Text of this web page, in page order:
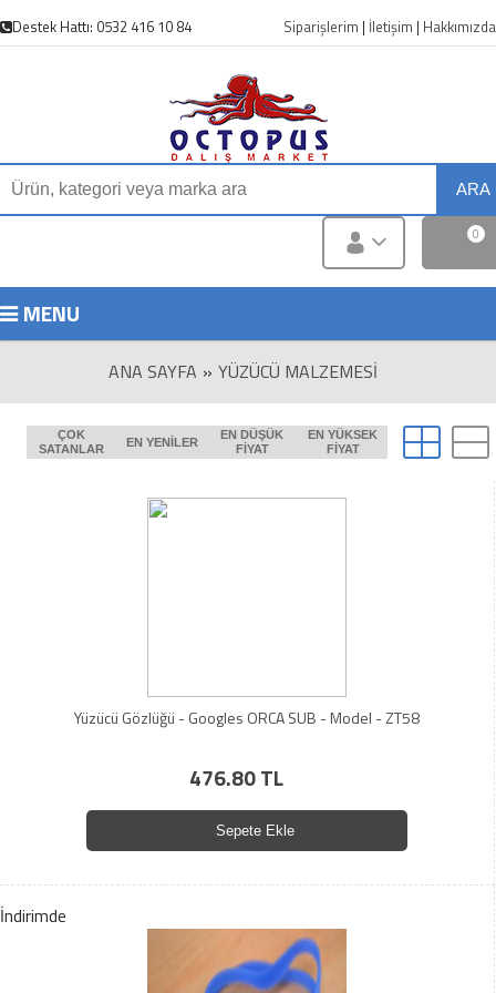
Destek Hattı: 0532 416 10 84 Siparişlerim | İletişim | Hakkımızda
ARA
0
MENU
ANA SAYFA » YÜZÜCÜ MALZEMESI
ÇOK
SATANLAR
EN YENILER
EN DÜŞÜK
FIYAT
EN YÜKSEK
FIYAT
Yüzücü Gözlüğü - Googles ORCA SUB - Model - ZT58
476.80 TL
Sepete Ekle
İndirimde